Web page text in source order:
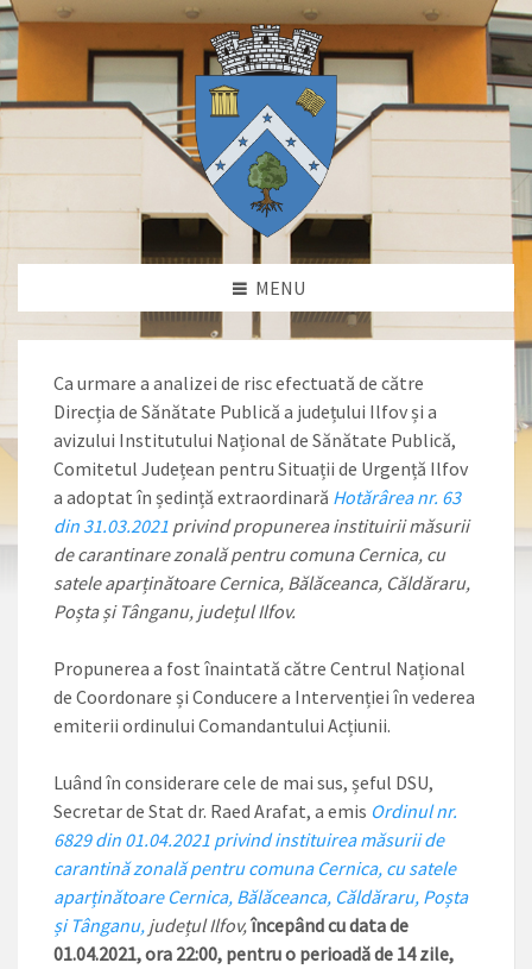
MENU
Ca urmare a analizei de risc efectuată de către
Direcția de Sănătate Publică a județului Ilfov și a
avizului Institutului Național de Sănătate Publică,
Comitetul Județean pentru Situații de Urgență Ilfov
a adoptat în ședință extraordinară Hotărârea nr. 63
din 31.03.2021 privind propunerea instituirii măsurii
de carantinare zonală pentru comuna Cernica, cu
satele aparținătoare Cernica, Bălăceanca, Căldăraru,
Poșta și Tânganu, județul Ilfov.
Propunerea a fost înaintată către Centrul Național
de Coordonare și Conducere a Intervenției în vederea
emiterii ordinului Comandantului Acțiunii.
Luând în considerare cele de mai sus, șeful DSU,
Secretar de Stat dr. Raed Arafat, a emis Ordinul nr.
6829 din 01.04.2021 privind instituirea măsurii de
carantină zonală pentru comuna Cernica, cu satele
aparținătoare Cernica, Bălăceanca, Căldăraru, Poșta
și Tânganu, județul Ilfov,începând cu data de
01.04.2021, ora 22:00, pentru o perioadă de 14 zile,